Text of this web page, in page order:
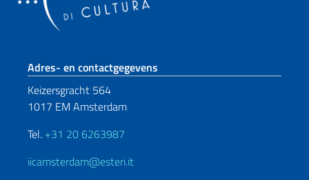
Voetregel sectie
Adres- en contactgegevens
Keizersgracht 564
1017 EM Amsterdam
Tel. +31 20 6263987
iicamsterdam@esteri.it